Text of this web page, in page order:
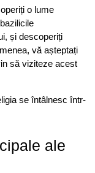
o lume
și descoperiți
vă așteptați
să viziteze acest
se întâlnesc într-
ale